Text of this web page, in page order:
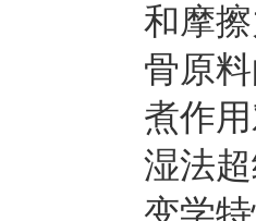
和摩
骨原
煮作
湿法
变学